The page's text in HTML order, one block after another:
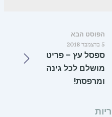
הפוסט הבא
5 בדצמבר 2018
ספסל עץ – פריט
מושלם לכל גינה
ומרפסת!